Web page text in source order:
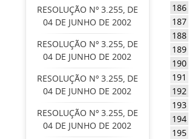
RESOLUÇÃO Nº 3.255, DE
04 DE JUNHO DE 2002
RESOLUÇÃO Nº 3.255, DE
04 DE JUNHO DE 2002
RESOLUÇÃO Nº 3.255, DE
04 DE JUNHO DE 2002
RESOLUÇÃO Nº 3.255, DE
04 DE JUNHO DE 2002
186
187
188
189
190
191
192
193
194
195